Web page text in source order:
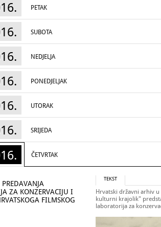
PETAK
SUBOTA
NEDJELJA
PONEDJELJAK
UTORAK
SRIJEDA
ČETVRTAK
ZA KONZERVACIJU I
FILMSKOG
TEKST
Hrvatski državni arhiv
kulturni krajolik"
laboratorija za